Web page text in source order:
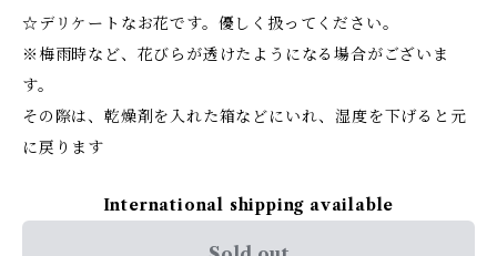
☆デリケートなお花です。優しく扱ってください。
※梅雨時など、花びらが透けたようになる場合がございま
す。
その際は、乾燥剤を入れた箱などにいれ、湿度を下げると元
に戻ります
International shipping available